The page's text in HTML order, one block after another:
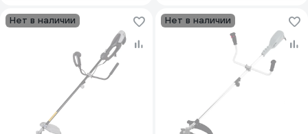
Нет в наличии Нет в наличии